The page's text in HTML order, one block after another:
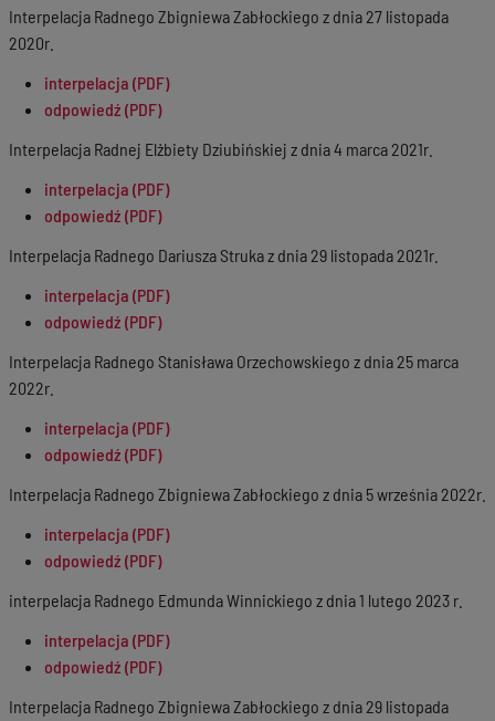
Interpelacja Radnego Zbigniewa Zabłockiego z dnia 27 listopada
2020r.
interpelacja (PDF)
odpowiedź (PDF)
Interpelacja Radnej Elżbiety Dziubińskiej z dnia 4 marca 2021r.
interpelacja (PDF)
odpowiedź (PDF)
Interpelacja Radnego Dariusza Struka z dnia 29 listopada 2021r.
interpelacja (PDF)
odpowiedź (PDF)
Interpelacja Radnego Stanisława Orzechowskiego z dnia 25 marca
2022r.
interpelacja (PDF)
odpowiedź (PDF)
Interpelacja Radnego Zbigniewa Zabłockiego z dnia 5 września 2022r.
interpelacja (PDF)
odpowiedź (PDF)
interpelacja Radnego Edmunda Winnickiego z dnia 1 lutego 2023 r.
interpelacja (PDF)
odpowiedź (PDF)
Interpelacja Radnego Zbigniewa Zabłockiego z dnia 29 listopada